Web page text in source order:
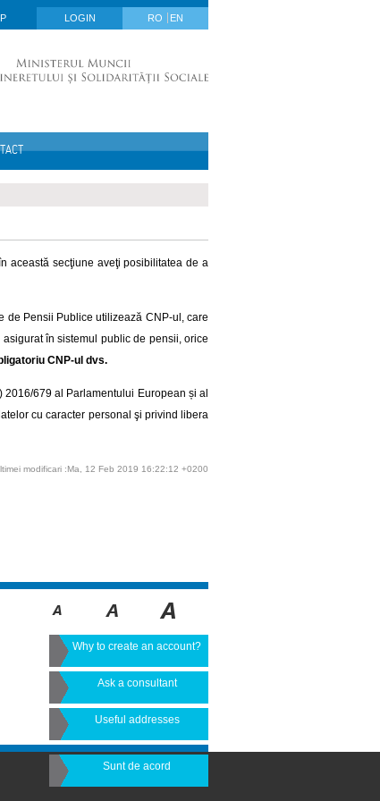
LOGIN RO EN
această secţiune aveţi posibilitatea de a
de Pensii Publice utilizează CNP-ul, care
în sistemul public de pensii, orice
CNP-ul dvs.
679 al Parlamentului European și al
cu caracter personal şi privind libera
modificari :Ma, 12 Feb 2019 16:22:12 +0200
Why to create an account?
Ask a consultant
Useful addresses
Sunt de acord